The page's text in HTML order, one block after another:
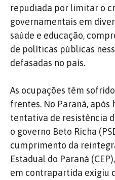
repudiada por limitar o
governamentais em
saúde e educação,
de políticas públicas
defasadas no país.
As ocupações têm
frentes. No Paraná, após
tentativa de resistência
o governo Beto Richa
cumprimento da
Estadual do Paraná
em contrapartida exigiu